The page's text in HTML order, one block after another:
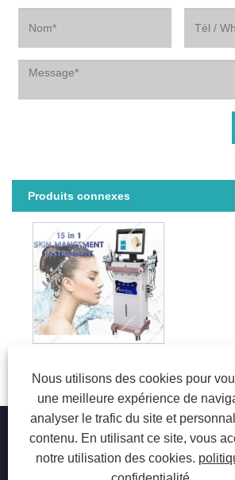
Produits connexes
Nous utilisons des cookies pour
une meilleure expérience de
analyser le trafic du site et
contenu. En utilisant ce site, vous
notre utilisation des cookies.
Copyright © 2023 Beijing Oriental Wison